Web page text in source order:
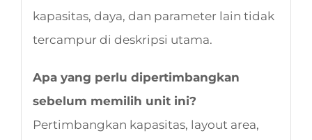
kapasitas, daya, dan parameter lain tidak
tercampur di deskripsi utama.
Apa yang perlu dipertimbangkan
sebelum memilih unit ini?
Pertimbangkan kapasitas, layout area,